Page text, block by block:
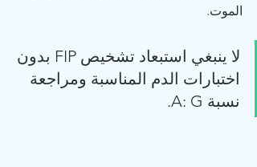
الموت.
لا ينبغي استبعاد تشخيص FIP بدون
اختبارات الدم المناسبة ومراجعة
نسبة A: G.